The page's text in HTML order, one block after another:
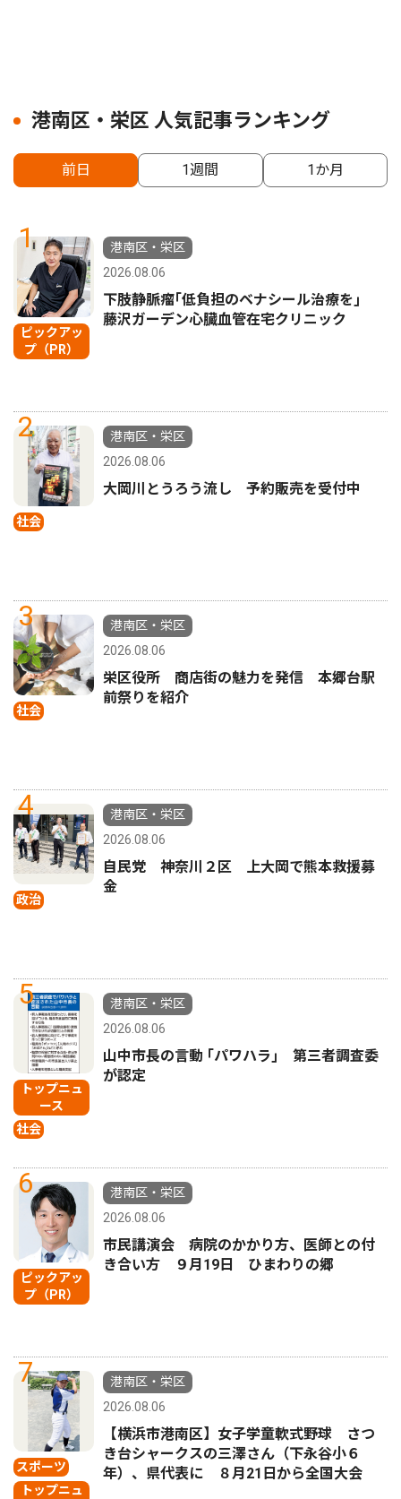
港南区・栄区 人気記事ランキング
前日 1週間 1か月
1
ピックアッ
プ（PR）
港南区・栄区
2026.08.06
下肢静脈瘤｢低負担のベナシール治療を｣
藤沢ガーデン心臓血管在宅クリニック
2
社会
港南区・栄区
2026.08.06
大岡川とうろう流し 予約販売を受付中
3
社会
港南区・栄区
2026.08.06
栄区役所 商店街の魅力を発信 本郷台駅
前祭りを紹介
4
政治
港南区・栄区
2026.08.06
自民党 神奈川２区 上大岡で熊本救援募
金
5
トップニュ
ース
社会
港南区・栄区
2026.08.06
山中市長の言動 ｢パワハラ｣ 第三者調査委
が認定
6
ピックアッ
プ（PR）
港南区・栄区
2026.08.06
市民講演会 病院のかかり方、医師との付
き合い方 ９月19日 ひまわりの郷
7
スポーツ
トップニュ
港南区・栄区
2026.08.06
【横浜市港南区】女子学童軟式野球 さつ
き台シャークスの三澤さん（下永谷小６
年）、県代表に ８月21日から全国大会